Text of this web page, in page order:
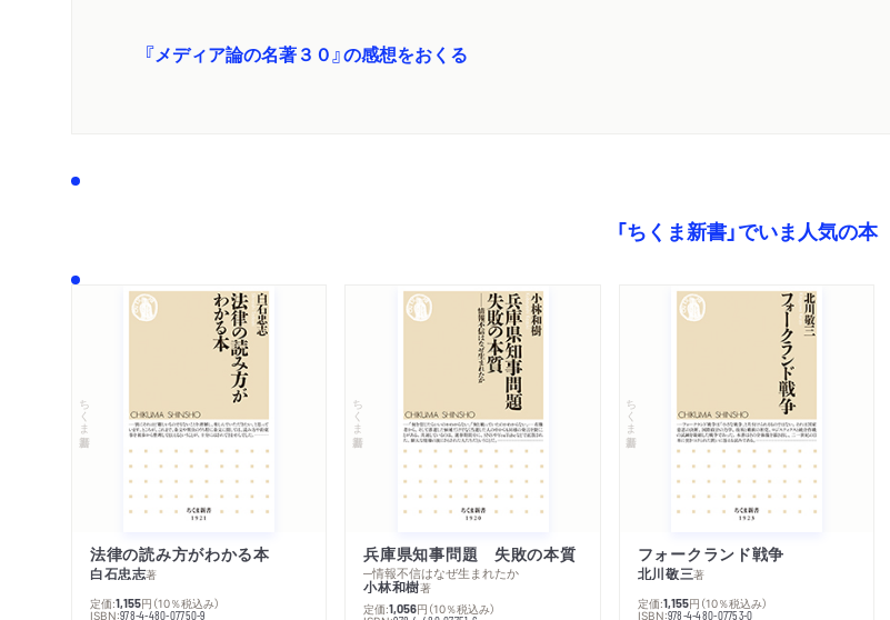
『メディア論の名著３０』の感想をおくる
「ちくま新書」でいま人気の本
ちくま新書
法律の読み方がわかる本
白石忠志著
定価:1,155円 （10％税込み）
ISBN:978-4-480-07750-9
ちくま新書
兵庫県知事問題 失敗の本質
─情報不信はなぜ生まれたか
小林和樹著
定価:1,056円 （10％税込み）
ちくま新書
フォークランド戦争
北川敬三著
定価:1,155円 （10％税込み）
ISBN:978-4-480-07753-0